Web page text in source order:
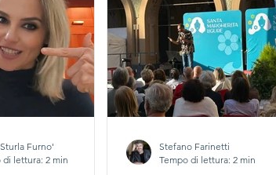
Furno'
di lettura: 2 min
Stefano Farinetti
Tempo di lettura: 2 min